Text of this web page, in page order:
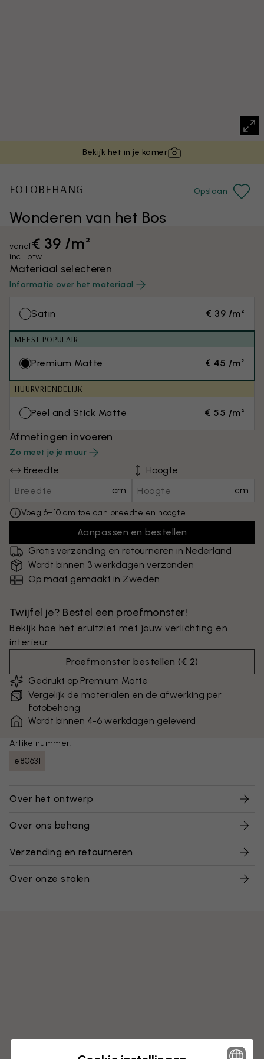
Bekijk het in je kamer
Wonderen van het Bos
FOTOBEHANG Opslaan
vanaf€ 39 /m²
incl. btw
Materiaal selecteren
Informatie over het materiaal
Satin € 39 /m²
MEEST POPULAIR
Premium Matte € 45 /m²
HUURVRIENDELIJK
Peel and Stick Matte € 55 /m²
Afmetingen invoeren
Zo meet je je muur
Breedte
cm
Hoogte
cm
Voeg 6–10 cm toe aan breedte en hoogte
Aanpassen en bestellen
Gratis verzending en retourneren in Nederland
Wordt binnen 3 werkdagen verzonden
Op maat gemaakt in Zweden
Twijfel je? Bestel een proefmonster!
Bekijk hoe het eruitziet met jouw verlichting en
interieur.
Proefmonster bestellen (€ 2)
Gedrukt op Premium Matte
Vergelijk de materialen en de afwerking per
fotobehang
Wordt binnen 4-6 werkdagen geleverd
Artikelnummer:
e80631
Over het ontwerp
Over ons behang
Verzending en retourneren
Over onze stalen